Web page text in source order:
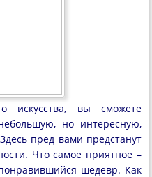
искусства, вы сможете
но интересную,
пред вами предстанут
Что самое приятное –
шедевр. Как